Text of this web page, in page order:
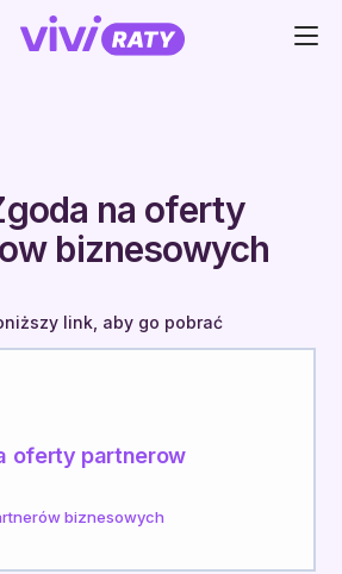
na oferty
biznesowych
link, aby go pobrać
oferty partnerow
biznesowych